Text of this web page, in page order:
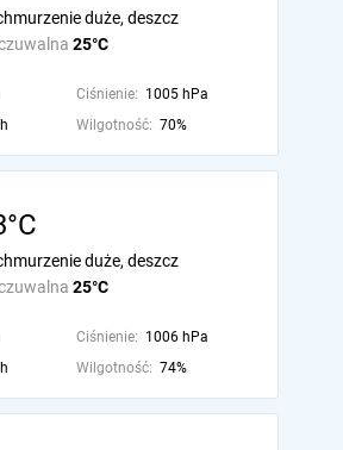
25°C
duże, deszcz
Ciśnienie: 1005 hPa
Wilgotność: 70%
25°C
duże, deszcz
Ciśnienie: 1006 hPa
Wilgotność: 74%